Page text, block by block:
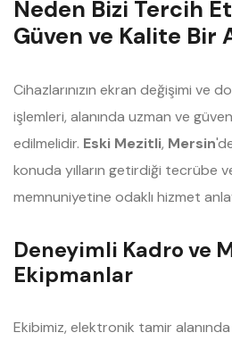
Neden Bizi Tercih
Güven ve Kalite Bir
Cihazlarınızın ekran değişimi ve
işlemleri, alanında uzman ve
edilmelidir. Eski Mezitli, Mersin
konuda yılların getirdiği tecrübe
memnuniyetine odaklı hizmet
Deneyimli Kadro ve
Ekipmanlar
Ekibimiz, elektronik tamir